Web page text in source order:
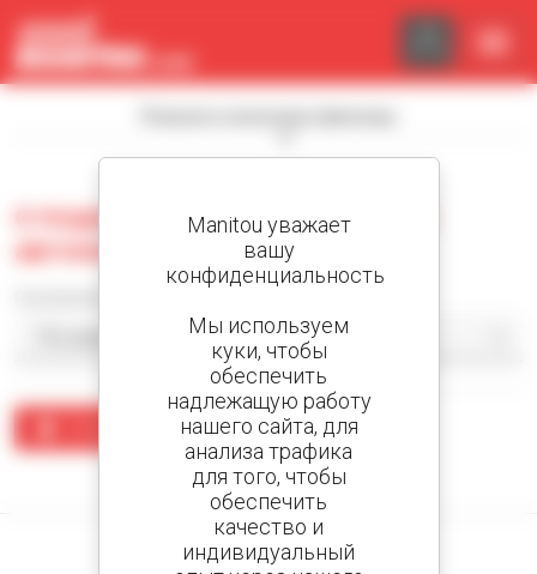
0 подержанных погрузчик на
автомобильном шасси
Создать предупреждение
По вашему запросу ничего не найдено.
Панель управления cookies
Manitou уважает
вашу
конфиденциальность
Мы используем
куки, чтобы
обеспечить
надлежащую работу
нашего сайта, для
анализа трафика
для того, чтобы
обеспечить
качество и
индивидуальный